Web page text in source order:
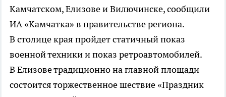
Камчатском, Елизове и Вилючинске, сообщили
ИА «Камчатка» в правительстве региона.
В столице края пройдет статичный показ
военной техники и показ ретроавтомобилей.
В Елизове традиционно на главной площади
состоится торжественное шествие «Праздник